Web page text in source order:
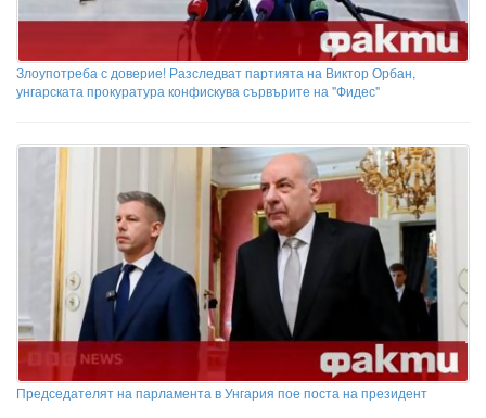
Злоупотреба с доверие! Разследват партията на Виктор Орбан,
унгарската прокуратура конфискува сървърите на "Фидес"
Председателят на парламента в Унгария пое поста на президент